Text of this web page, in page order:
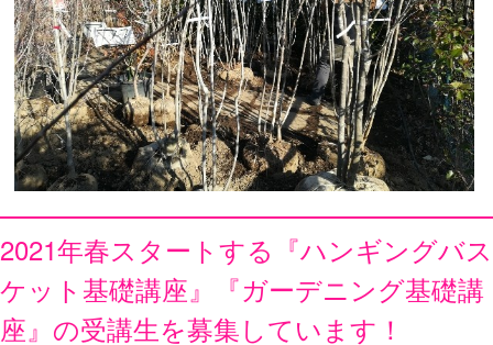
2021年春スタートする『ハンギングバス
ケット基礎講座』『ガーデニング基礎講
座』の受講生を募集しています！